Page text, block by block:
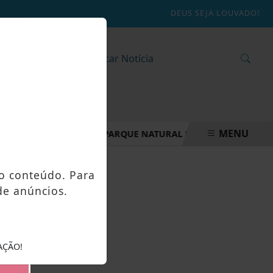
DEUS SEJA LOUVADO!
DE MANEJO DO PARQUE NATURAL MUNICIPALMENU
conteúdo. Para
anúncios.